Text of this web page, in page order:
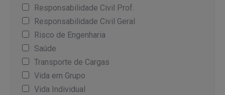
Responsabilidade Civil Prof.
Responsabilidade Civil Geral
Risco de Engenharia
Saúde
Transporte de Cargas
Vida em Grupo
Vida Individual